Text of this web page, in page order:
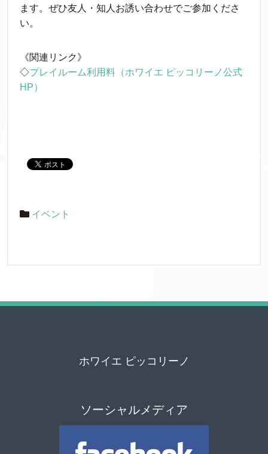
ます。ぜひ友人・知人 お誘い合わせでご参加くださ
い。
《関連リンク》
◇プレイルーム利用料（ホワイエ ピッコリーノ公式
HP）
イベント
ホワイエ ピッコリーノ
ソーシャルメディア